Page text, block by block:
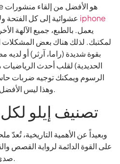
عشوائية إلى كل الفتحة طرق الدفع عبر الإنترنت iphone
يعمل. بالطبع، جميع الآلهة
لمكتبك. لذلك هناك بعض المشكلات
بقوة شديدة (راما، آرثر) أو
الحديدية) لقلب أحدث
الرسوم ويمكنك توجيه ضربات
وهذا ليس الأفضل، ولكنه شيء يجب أن تفكر فيه.
تصنيف إيلو
وبعيداً عن الأهمية التاريخية، تُعدّ
على القوة الدائمة لرواية القصص
صدى لدى القراء عبر الأجيال.